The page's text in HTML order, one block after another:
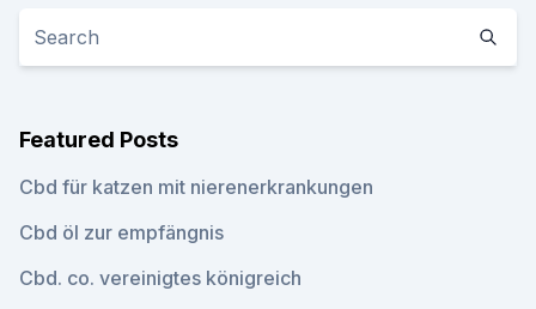
Featured Posts
Cbd für katzen mit nierenerkrankungen
Cbd öl zur empfängnis
Cbd. co. vereinigtes königreich